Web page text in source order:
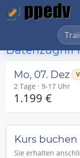
Datenzugriff
Mo, 07. Dez
2 Tage · 9-17 Uhr
1.199 €
Kurs buchen
Sie erhalten